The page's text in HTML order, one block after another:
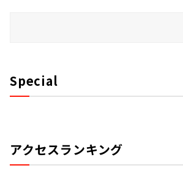
Special
アクセスランキング